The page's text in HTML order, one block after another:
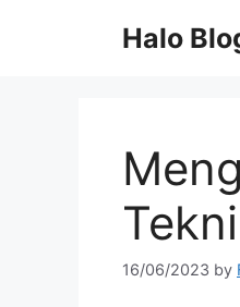
Halo
16/06/2023 by